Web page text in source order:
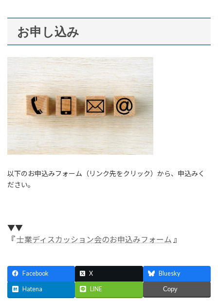
お申し込み
以下のお申込みフォーム（リンク先をクリック）から、申込みく
ださい。
▼▼
『士業ディスカッション会のお申込みフォーム 』
Facebook X Bluesky
Hatena LINE Copy